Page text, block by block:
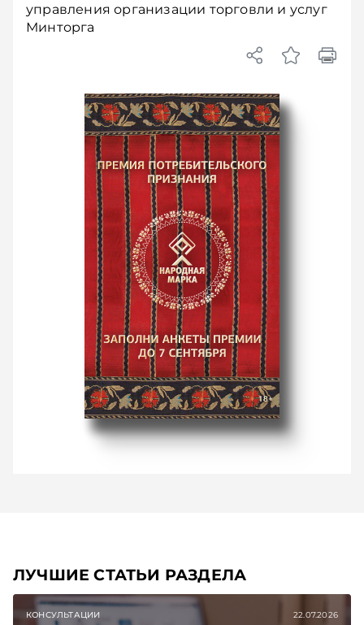
управления организации торговли и услуг
Минторга
ЛУЧШИЕ СТАТЬИ РАЗДЕЛА
КОНСУЛЬТАЦИИ 22.07.2026